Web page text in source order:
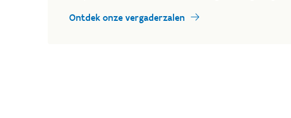
Ontdek onze vergaderzalen